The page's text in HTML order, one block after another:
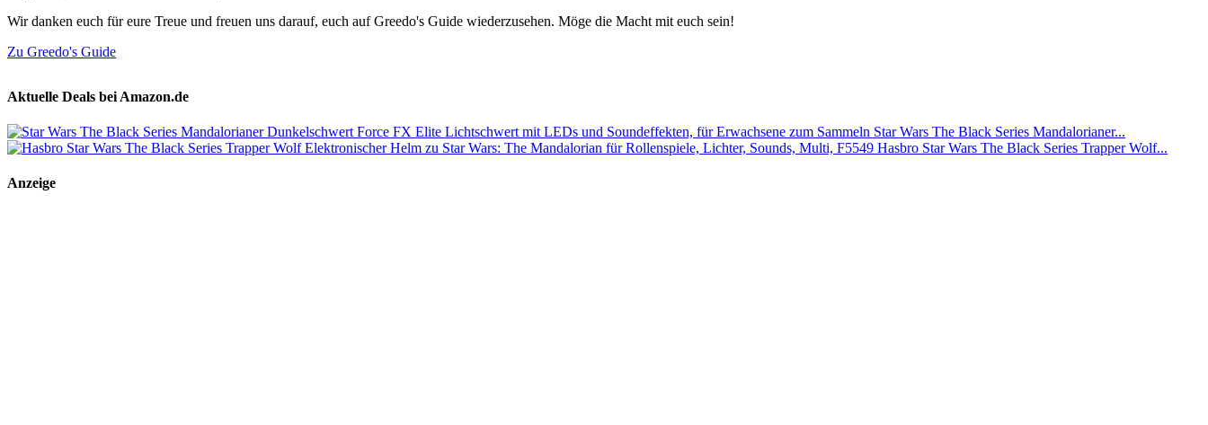
Wir danken euch für eure Treue und freuen uns darauf, euch auf Greedo's Guide wiederzusehen. Möge die Macht mit euch sein!
Zu Greedo's Guide
Aktuelle Deals bei Amazon.de
Star Wars The Black Series Mandalorianer...
Hasbro Star Wars The Black Series Trapper Wolf...
Anzeige